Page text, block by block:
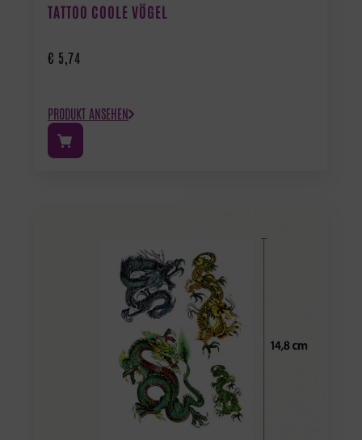
TATTOO COOLE VÖGEL
€ 5,74
PRODUKT ANSEHEN